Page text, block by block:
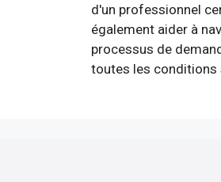
d'un professionnel
également aider à
processus de
toutes les conditions